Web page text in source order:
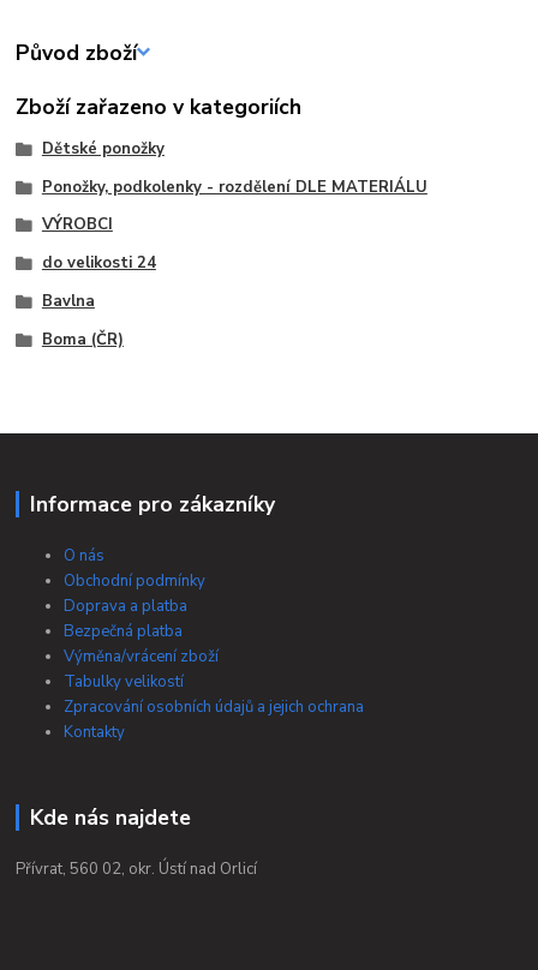
Původ zboží
Zboží zařazeno v kategoriích
Dětské ponožky
Ponožky, podkolenky - rozdělení DLE MATERIÁLU
VÝROBCI
do velikosti 24
Bavlna
Boma (ČR)
Informace pro zákazníky
O nás
Obchodní podmínky
Doprava a platba
Bezpečná platba
Výměna/vrácení zboží
Tabulky velikostí
Zpracování osobních údajů a jejich ochrana
Kontakty
Kde nás najdete
Přívrat, 560 02, okr. Ústí nad Orlicí